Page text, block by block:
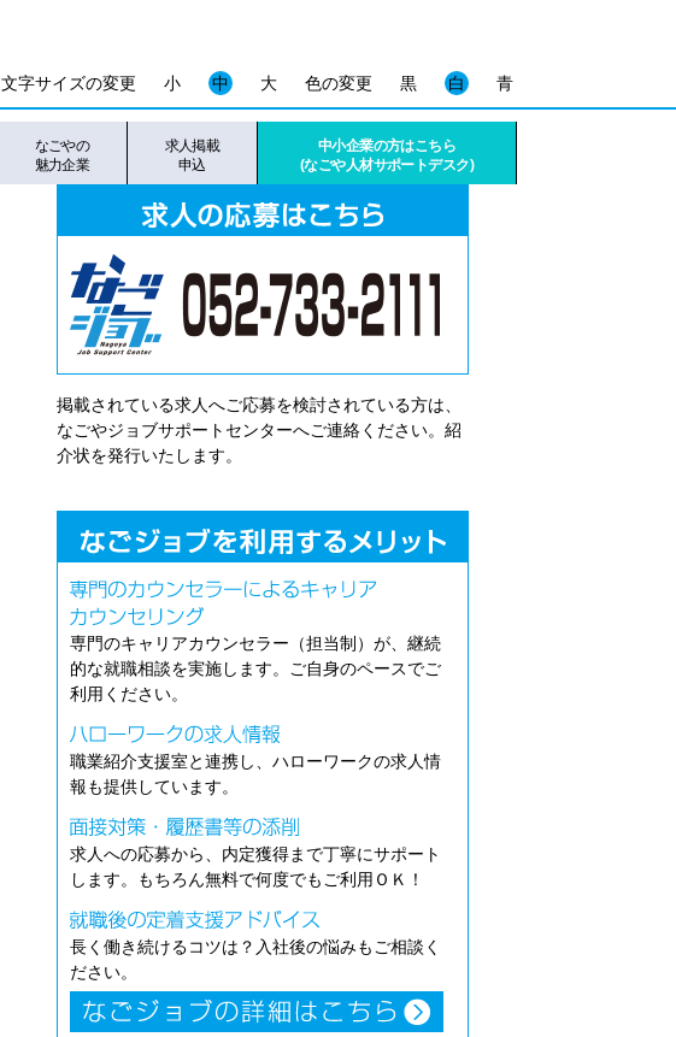
色の変更 黒 白 青
文字サイズの変更 小 中 大
なごやの
魅力企業
求人掲載
申込
中小企業の方はこちら
(なごや人材サポートデスク)
掲載されている求人へご応募を検討されている方は、
なごやジョブサポートセンターへご連絡ください。紹
介状を発行いたします。
専門のキャリアカウンセラー（担当制）が、継続
的な就職相談を実施します。ご自身のペースでご
利用ください。
職業紹介支援室と連携し、ハローワークの求人情
報も提供しています。
求人への応募から、内定獲得まで丁寧にサポート
します。もちろん無料で何度でもご利用ＯＫ！
長く働き続けるコツは？入社後の悩みもご相談く
ださい。